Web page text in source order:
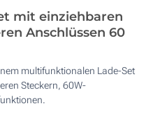
mit einziehbaren
Anschlüssen 60
multifunktionalen Lade-Set
Steckern, 60W-